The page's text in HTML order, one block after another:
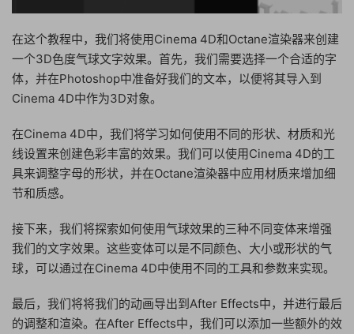
在这个教程中，我们将使用Cinema 4D和Octane渲染器来创建
一个3D色度气球文字效果。首先，我们需要选择一个合适的字
体，并在Photoshop中准备好我们的文本，以便将其导入到
Cinema 4D中作为3D对象。
在Cinema 4D中，我们将学习如何使用不同的形状、材质和光
线设置来创建色彩丰富的效果。我们可以使用Cinema 4D的工
具来调整字母的形状，并在Octane渲染器中应用材质来增加细
节和质感。
接下来，我们将探索如何使用气球效果的三种不同变体来增强
我们的文字效果。这些变体可以是不同颜色、大小或形状的气
球，可以通过在Cinema 4D中使用不同的工具和参数来实现。
最后，我们将将我们的动画导出到After Effects中，并进行最后
的调整和渲染。在After Effects中，我们可以添加一些额外的效